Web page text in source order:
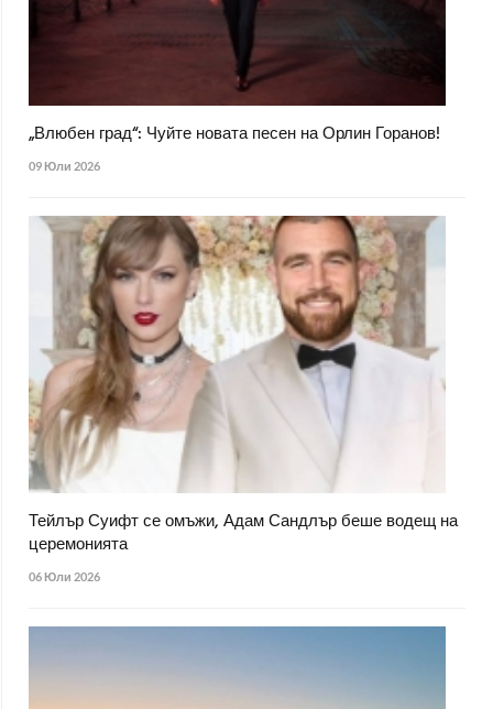
„Влюбен град“: Чуйте новата песен на Орлин Горанов!
09 Юли 2026
Тейлър Суифт се омъжи, Адам Сандлър беше водещ на
церемонията
06 Юли 2026